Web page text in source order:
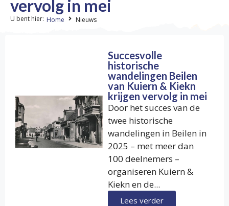
vervolg in mei
U bent hier: Home Nieuws
Succesvolle
historische
wandelingen Beilen
van Kuiern & Kiekn
krijgen vervolg in mei
Door het succes van de
twee historische
wandelingen in Beilen in
2025 – met meer dan
100 deelnemers –
organiseren Kuiern &
Kiekn en de...
Lees verder